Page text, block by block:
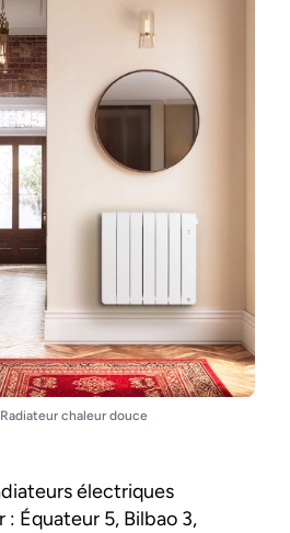
chaleur douce
électriques
Équateur 5, Bilbao 3,